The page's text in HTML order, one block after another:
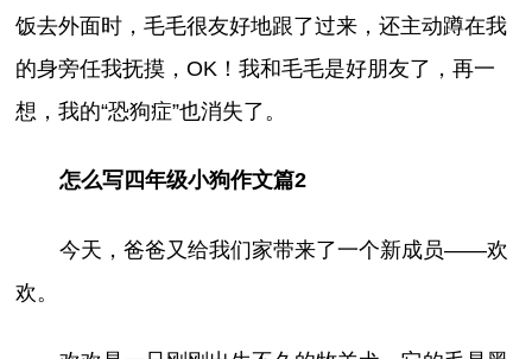
饭去外面时，毛毛很友好地跟了过来，还主动蹲在我
的身旁任我抚摸，OK！我和毛毛是好朋友了，再一
想，我的“恐狗症”也消失了。
怎么写四年级小狗作文篇2
今天，爸爸又给我们家带来了一个新成员——欢
欢。